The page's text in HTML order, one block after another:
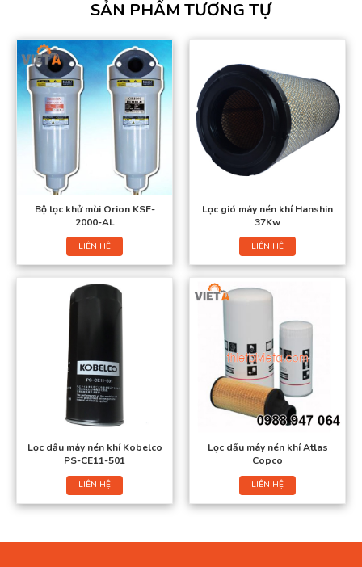
SẢN PHẨM TƯƠNG TỰ
Bộ lọc khử mùi Orion KSF-
2000-AL
LIÊN HỆ
Lọc gió máy nén khí Hanshin
37Kw
LIÊN HỆ
Lọc dầu máy nén khí Kobelco
PS-CE11-501
LIÊN HỆ
Lọc dầu máy nén khí Atlas
Copco
LIÊN HỆ